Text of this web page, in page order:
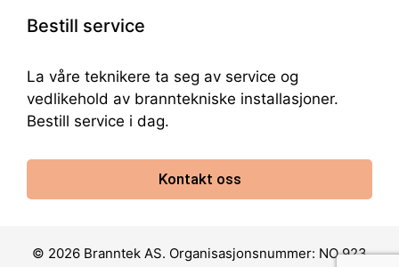
Bestill service
La våre teknikere ta seg av service og
vedlikehold av branntekniske installasjoner.
Bestill service i dag.
Kontakt oss
© 2026 Branntek AS. Organisasjonsnummer: NO 923